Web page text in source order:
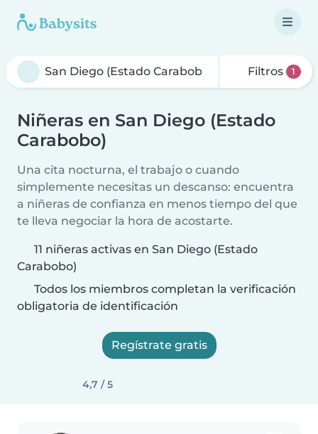
Filtros 1
Niñeras en San Diego (Estado
Carabobo)
Una cita nocturna, el trabajo o cuando
simplemente necesitas un descanso: encuentra
a niñeras de confianza en menos tiempo del que
te lleva negociar la hora de acostarte.
11 niñeras activas en San Diego (Estado
Carabobo)
Todos los miembros completan la verificación
obligatoria de identificación
Regístrate gratis
4,7 / 5